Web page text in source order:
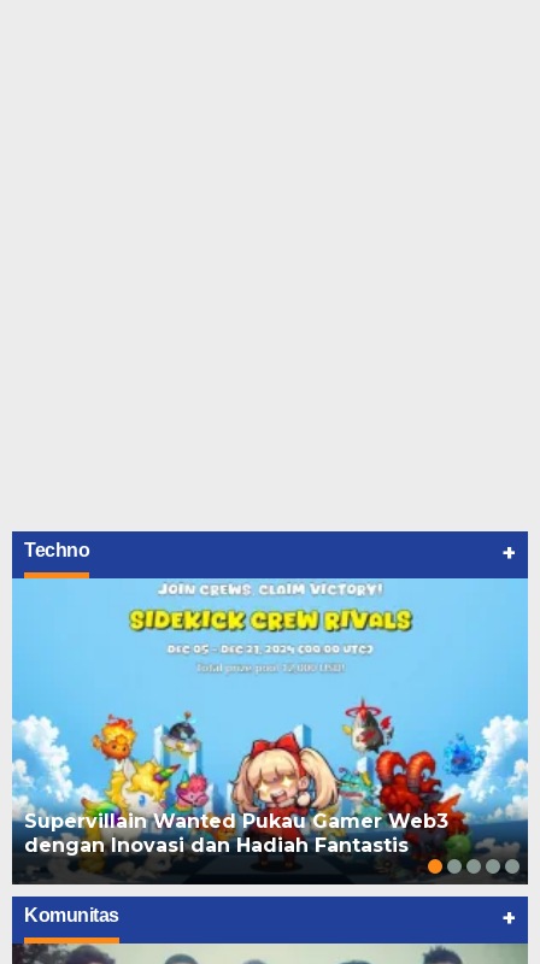
Techno +
Supervillain Wanted Pukau Gamer Web3
dengan Inovasi dan Hadiah Fantastis
Komunitas +